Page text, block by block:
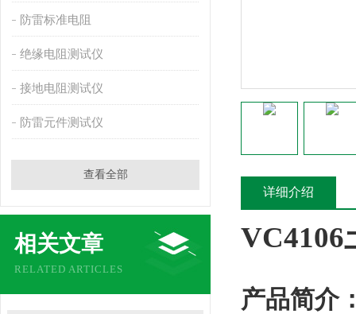
防雷标准电阻
绝缘电阻测试仪
接地电阻测试仪
防雷元件测试仪
查看全部
相关文章
RELATED ARTICLES
详细介绍
VC4106
产品简介